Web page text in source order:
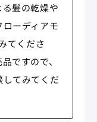
髪の乾燥や
ーディアモ
てくださ
ですので、
てみてくだ